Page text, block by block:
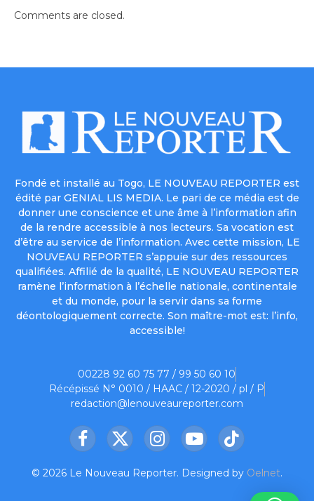
Comments are closed.
Fondé et installé au Togo, LE NOUVEAU REPORTER est
édité par GENIAL LIS MEDIA. Le pari de ce média est de
donner une conscience et une âme à l’information afin
de la rendre accessible à nos lecteurs. Sa vocation est
d’être au service de l’information. Avec cette mission, LE
NOUVEAU REPORTER s’appuie sur des ressources
qualifiées. Affilié de la qualité, LE NOUVEAU REPORTER
ramène l’information à l’échelle nationale, continentale
et du monde, pour la servir dans sa forme
déontologiquement correcte. Son maître-mot est: l’info,
accessible!
00228 92 60 75 77 / 99 50 60 10
Récépissé N° 0010 / HAAC / 12-2020 / pl / P
redaction@lenouveaureporter.com
Facebook
X
InstagramYouTubeTikTok
© 2026 Le Nouveau Reporter. Designed by Oelnet.